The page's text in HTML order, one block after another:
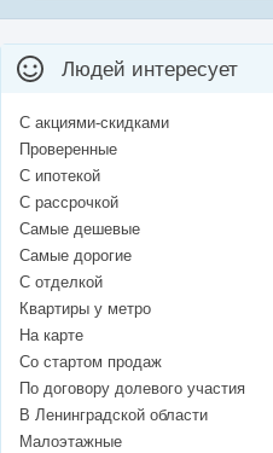
Людей интересует
С акциями-скидками
Проверенные
С ипотекой
С рассрочкой
Самые дешевые
Самые дорогие
С отделкой
Квартиры у метро
На карте
Со стартом продаж
По договору долевого участия
В Ленинградской области
Малоэтажные